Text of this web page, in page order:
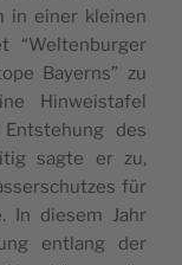
in einer klei­nen
“Wel­ten­bur­ger
Bayerns” zu
Hin­weis­ta­fel
des
sag­te er zu,
für
In die­sem Jahr
entlang der